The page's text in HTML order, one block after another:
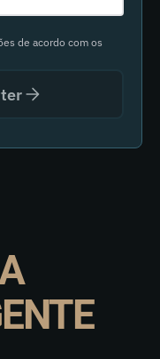
de acordo com os